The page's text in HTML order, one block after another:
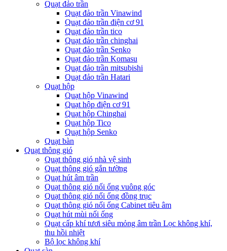
Quạt đảo trần
Quạt đảo trần Vinawind
Quạt đảo trần điện cơ 91
Quạt đảo trần tico
Quạt đảo trần chinghai
Quạt đảo trần Senko
Quạt đảo trần Komasu
Quạt đảo trần mitsubishi
Quạt đảo trần Hatari
Quạt hộp
Quạt hộp Vinawind
Quạt hộp điện cơ 91
Quạt hộp Chinghai
Quạt hộp Tico
Quạt hộp Senko
Quạt bàn
Quạt thông gió
Quạt thông gió nhà vệ sinh
Quạt thông gió gắn tường
Quạt hút âm trần
Quạt thông gió nối ống vuông góc
Quạt thông gió nối ống đồng trục
Quạt thông gió nối ống Cabinet tiêu âm
Quạt hút mùi nối ống
Quạt cấp khí tươi siêu mỏng âm trần Lọc không khí,
thu hồi nhiệt
Bộ lọc không khí